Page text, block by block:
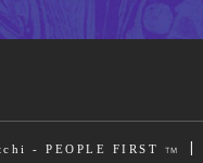
- PEOPLE FIRST TM